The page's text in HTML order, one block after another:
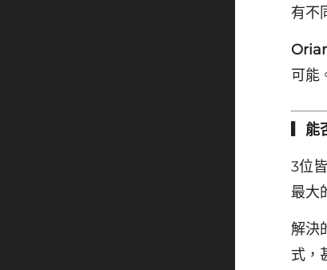
有不
可能
▎能
3位
最大
解決
式，